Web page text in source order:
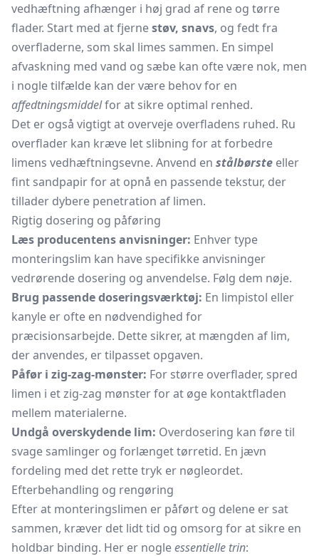
vedhæftning afhænger i høj grad af rene og tørre
flader. Start med at fjernestøv, snavs, og fedt fra
overfladerne, som skal limes sammen. En simpel
afvaskning med vand og sæbe kan ofte være nok, men
i nogle tilfælde kan der være behov for en
affedtningsmiddelfor at sikre optimal renhed.
Det er også vigtigt at overveje overfladens ruhed. Ru
overflader kan kræve let slibning for at forbedre
limens vedhæftningsevne. Anvend en stålbørste eller
fint sandpapir for at opnå en passende tekstur, der
tillader dybere penetration af limen.
Rigtig dosering og påføring
Læs producentens anvisninger: Enhver type
monteringslim kan have specifikke anvisninger
vedrørende dosering og anvendelse. Følg dem nøje.
Brug passende doseringsværktøj: En limpistol eller
kanyle er ofte en nødvendighed for
præcisionsarbejde. Dette sikrer, at mængden af lim,
der anvendes, er tilpasset opgaven.
Påfør i zig-zag-mønster: For større overflader, spred
limen i et zig-zag mønster for at øge kontaktfladen
mellem materialerne.
Undgå overskydende lim: Overdosering kan føre til
svage samlinger og forlænget tørretid. En jævn
fordeling med det rette tryk er nøgleordet.
Efterbehandling og rengøring
Efter at monteringslimen er påført og delene er sat
sammen, kræver det lidt tid og omsorg for at sikre en
holdbar binding. Her er nogleessentielle trin: